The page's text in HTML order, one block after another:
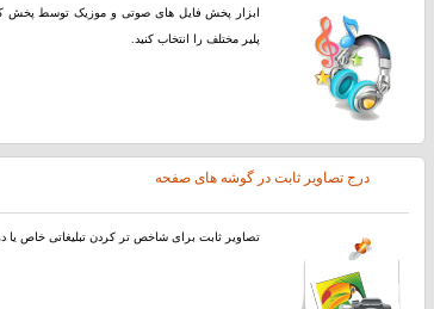
پلیر مختلف را انتخاب کنید.
درج تصاویر ثابت در گوشه های صفحه
تصاویر ثابت برای شاخص تر کردن تبلیغاتی خاص یا